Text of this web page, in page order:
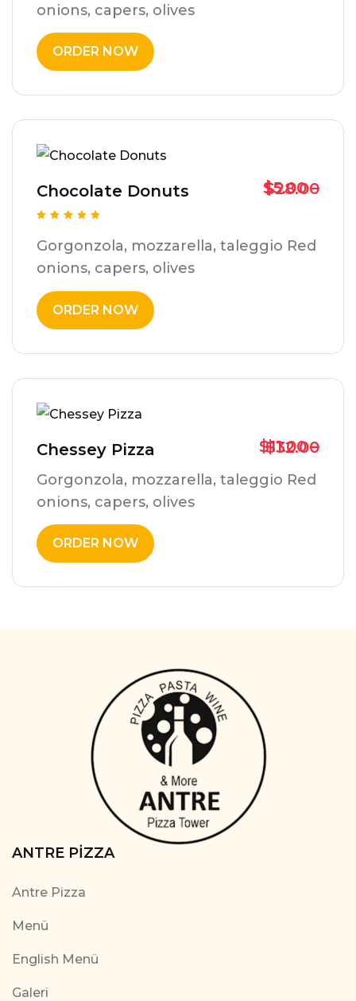
onions, capers, olives
ORDER NOW
Chocolate Donuts
Gorgonzola, mozzarella, taleggio Red
onions, capers, olives
oy aldı
$5.00 –
$28.00
ORDER NOW
Chessey Pizza
Gorgonzola, mozzarella, taleggio Red
onions, capers, olives
$11.00 –
$32.00
ORDER NOW
ANTRE PIZZA
Antre Pizza
Menü
English Menü
Galeri